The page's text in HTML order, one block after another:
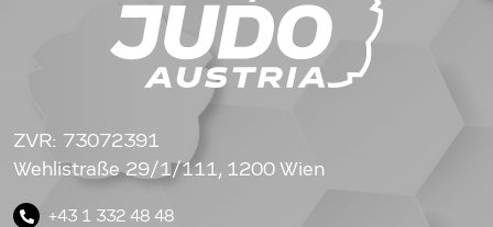
ZVR: 73072391
Wehlistraße 29/1/111, 1200 Wien
+43 1 332 48 48